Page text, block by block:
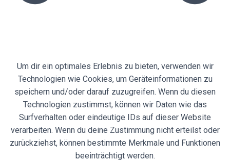
Um dir ein optimales Erlebnis zu bieten, verwenden wir
Technologien wie Cookies, um Geräteinformationen zu
speichern und/oder darauf zuzugreifen. Wenn du diesen
Technologien zustimmst, können wir Daten wie das
Surfverhalten oder eindeutige IDs auf dieser Website
verarbeiten. Wenn du deine Zustimmung nicht erteilst oder
zurückziehst, können bestimmte Merkmale und Funktionen
beeinträchtigt werden.